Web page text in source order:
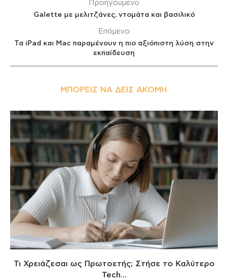
Προηγούμενο
Galette με μελιτζάνες, ντομάτα και βασιλικό
Επόμενο
Τα iPad και Mac παραμένουν η πιο αξιόπιστη λύση στην
εκπαίδευση
ΜΠΟΡΕΊΣ ΝΑ ΔΕΙΣ ΑΚΌΜΗ
Τι Χρειάζεσαι ως Πρωτοετής; Στήσε το Καλύτερο
Tech...